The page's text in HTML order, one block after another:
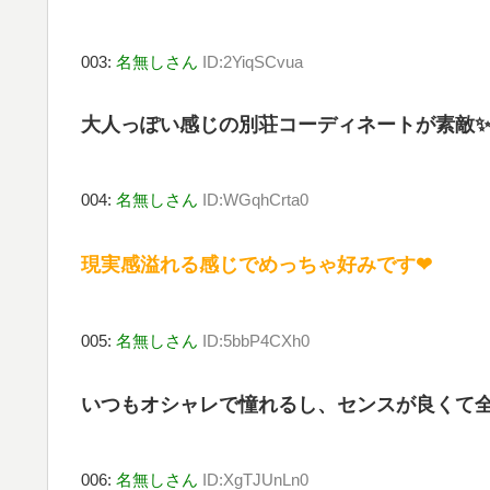
003: 名無しさん ID:2YiqSCvua
大人っぽい感じの別荘コーディネートが素敵✨
004: 名無しさん ID:WGqhCrta0
現実感溢れる感じでめっちゃ好みです❤
005: 名無しさん ID:5bbP4CXh0
いつもオシャレで憧れるし、センスが良くて
006: 名無しさん ID:XgTJUnLn0